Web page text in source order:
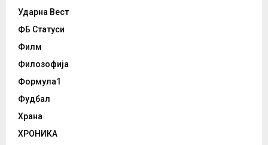
Ударна Вест
ФБ Статуси
Филм
Филозофија
Формула1
Фудбал
Храна
ХРОНИКА